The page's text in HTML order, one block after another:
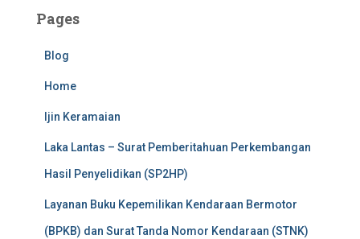
Pages
Blog
Home
Ijin Keramaian
Laka Lantas – Surat Pemberitahuan Perkembangan
Hasil Penyelidikan (SP2HP)
Layanan Buku Kepemilikan Kendaraan Bermotor
(BPKB) dan Surat Tanda Nomor Kendaraan (STNK)